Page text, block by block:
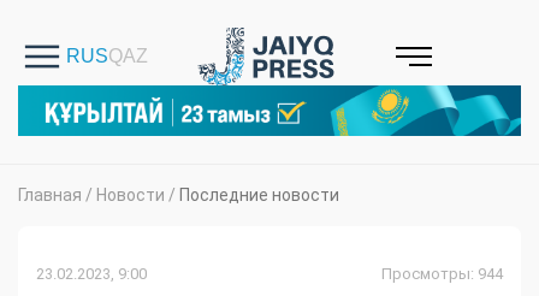
Главная / Новости / Последние новости
23.02.2023, 9:00 Просмотры: 944